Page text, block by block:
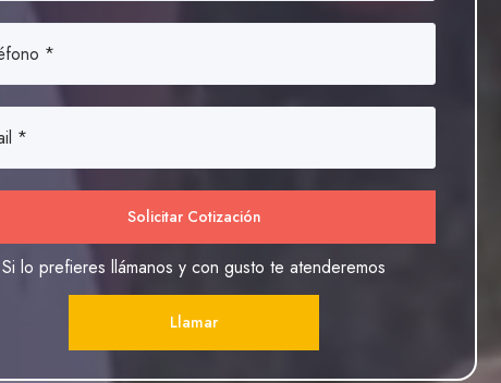
Si lo prefieres llámanos y con gusto te atenderemos
Llamar